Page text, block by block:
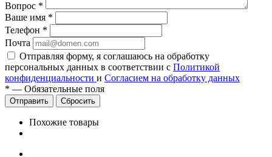
Вопрос *
Ваше имя *
Телефон *
Почта
Отправляя форму, я соглашаюсь на обработку
персональных данных в соответствии с Политикой
конфиденциальности и Согласием на обработку данных
* — Обязательные поля
Сбросить
Похожие товары